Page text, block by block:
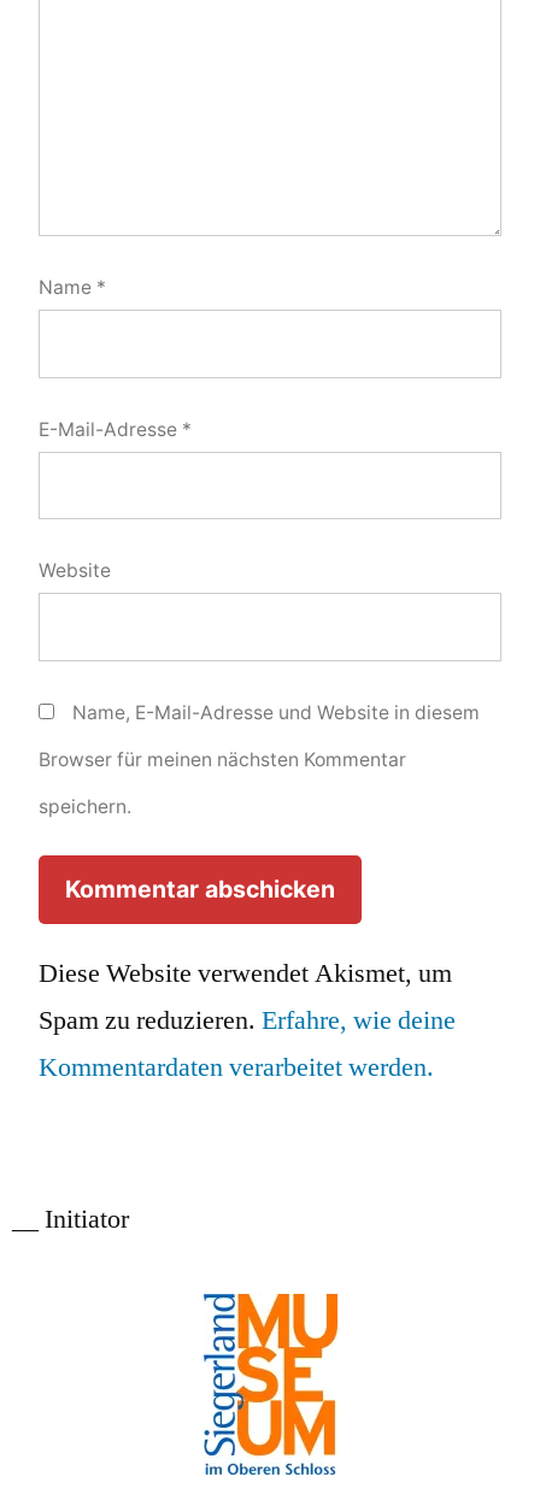
Name *
E-Mail-Adresse *
Website
Name, E-Mail-Adresse und Website in diesem
Browser für meinen nächsten Kommentar
speichern.
Diese Website verwendet Akismet, um
Spam zu reduzieren. Erfahre, wie deine
Kommentardaten verarbeitet werden.
__ Initiator